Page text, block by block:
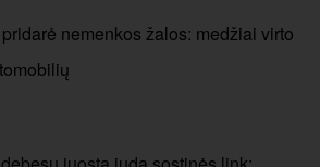
nemenkos žalos: medžiai virto